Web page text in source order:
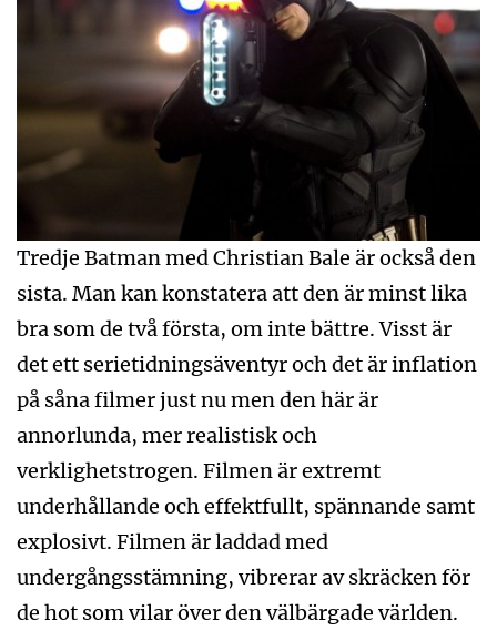
Tredje Batman med Christian Bale är också den
sista. Man kan konstatera att den är minst lika
bra som de två första, om inte bättre. Visst är
det ett serietidningsäventyr och det är inflation
på såna filmer just nu men den här är
annorlunda, mer realistisk och
verklighetstrogen. Filmen är extremt
underhållande och effektfullt, spännande samt
explosivt. Filmen är laddad med
undergångsstämning, vibrerar av skräcken för
de hot som vilar över den välbärgade världen.